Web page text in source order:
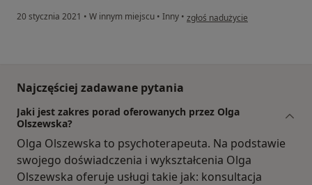
20 stycznia 2021 • W innym miejscu • Inny • w opinii użytkownika Julia W
zgłoś nadużycie
Najczęściej zadawane pytania
Jaki jest zakres porad oferowanych przez Olga
Olszewska?
Olga Olszewska to psychoterapeuta. Na podstawie
swojego doświadczenia i wykształcenia Olga
Olszewska oferuje usługi takie jak: konsultacja